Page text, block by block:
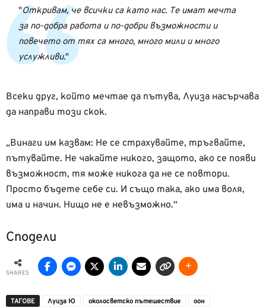
Откривам, че всички са като нас. Те имат мечта
за по-добра работа и по-добри възможности и
повечето от тях са много, много мили и много
услужливи.
Всеки друг, който мечтае да пътува, Луиза насърчава
да направи този скок.
„Винаги им казвам: Не се страхувайте, тръгвайте,
пътувайте. Не чакайте никого, защото, ако се появи
възможност, тя може никога да не се повтори.
Просто бъдете себе си. И също така, ако има воля,
има и начин. Нищо не е невъзможно.“
Сподели
SHARES
ТАГОВЕ Луиза Ю околосветско пътешествие оон